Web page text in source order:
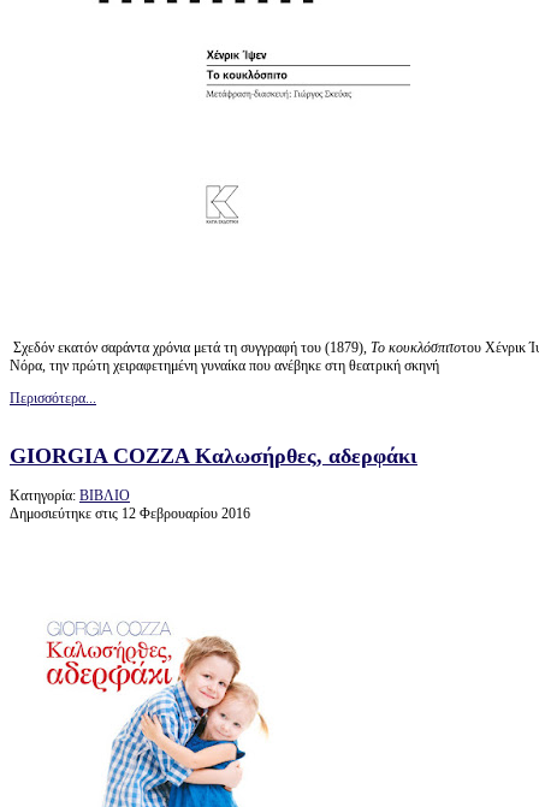
Σχεδόν εκατόν σαράντα χρόνια μετά τη συγγραφή του (1879), Το κουκλόσπιτοτου Χένρικ
Νόρα, την πρώτη χειραφετημένη γυναίκα που ανέβηκε στη θεατρική σκηνή
Περισσότερα...
GIORGIA COZZA Καλωσήρθες, αδερφάκι
Κατηγορία: ΒΙΒΛΙΟ
Δημοσιεύτηκε στις 12 Φεβρουαρίου 2016